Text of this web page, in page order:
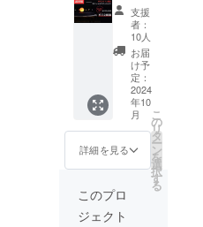
ません
ので、
ご注意
くださ
い。
× 1 専用
プラッ
フォー
（台）
× 1 惑星
セット
× 1 太陽
（LED
内蔵）
× 1 保護
ケース
× 1
AC/DC
アダプ
支援
者：
10人
お届
け予
定：
2024
年10
月
詳細を見る
こ
の
リ
タ
ー
ン
を
選
択
す
る
このプロ
ジェクト